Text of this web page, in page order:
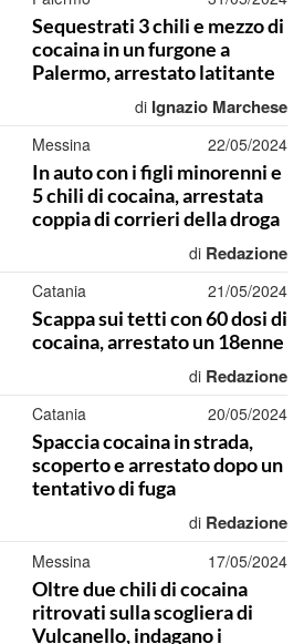
Sequestrati 3 chili e mezzo di
cocaina in un furgone a
Palermo, arrestato latitante
di Ignazio Marchese
Messina 22/05/2024
In auto con i figli minorenni e
5 chili di cocaina, arrestata
coppia di corrieri della droga
di Redazione
Catania 21/05/2024
Scappa sui tetti con 60 dosi di
cocaina, arrestato un 18enne
di Redazione
Catania 20/05/2024
Spaccia cocaina in strada,
scoperto e arrestato dopo un
tentativo di fuga
di Redazione
Messina 17/05/2024
Oltre due chili di cocaina
ritrovati sulla scogliera di
Vulcanello, indagano i